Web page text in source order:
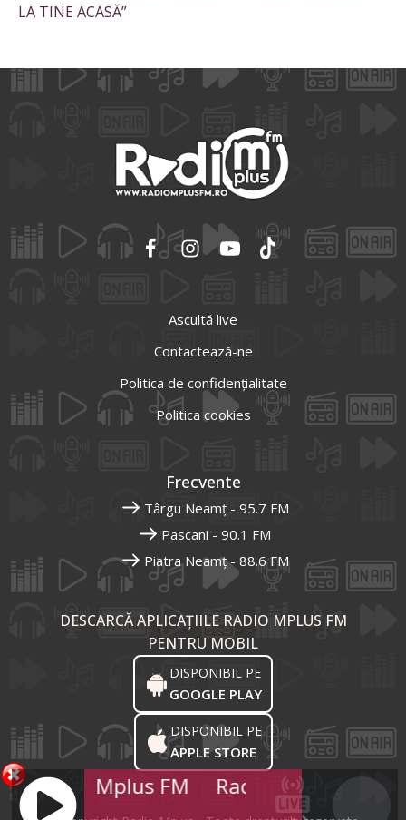
LA TINE ACASĂ”
Ascultă live
Contactează-ne
Politica de confidențialitate
Politica cookies
Frecvente
Târgu Neamț - 95.7 FM
Pascani - 90.1 FM
Piatra Neamț - 88.6 FM
DESCARCĂ APLICAȚIILE RADIO MPLUS FM
PENTRU MOBIL
DISPONIBIL PE
GOOGLE PLAY
DISPONIBIL PE
APPLE STORE
Radio Mplus FM Radio Mplus FM